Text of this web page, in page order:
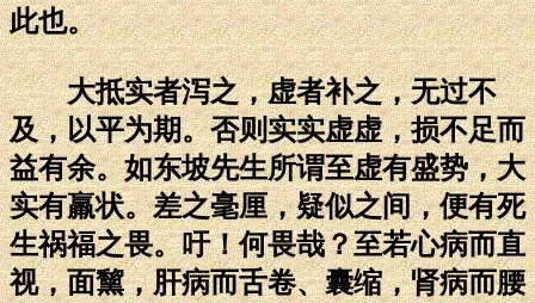
此也。
大抵实者泻之，虚者补之，无过不
及，以平为期。否则实实虚虚，损不足而
益有余。如东坡先生所谓至虚有盛势，大
实有羸状。差之毫厘，疑似之间，便有死
生祸福之畏。吁！何畏哉？至若心病而直
视，面黧，肝病而舌卷、囊缩，肾病而腰